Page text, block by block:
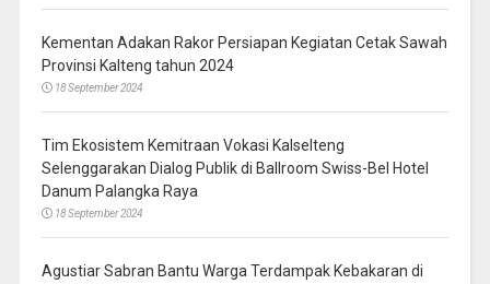
Kementan Adakan Rakor Persiapan Kegiatan Cetak Sawah
Provinsi Kalteng tahun 2024
18 September 2024
Tim Ekosistem Kemitraan Vokasi Kalselteng
Selenggarakan Dialog Publik di Ballroom Swiss-Bel Hotel
Danum Palangka Raya
18 September 2024
Agustiar Sabran Bantu Warga Terdampak Kebakaran di